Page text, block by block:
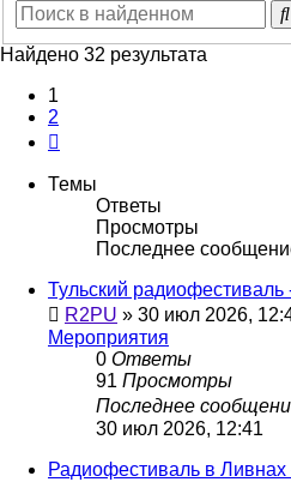
Найдено 32 результата
1
2
Темы
Ответы
Просмотры
Последнее
Тульский радиофестиваль
R2PU » 30 июл 2026,
Мероприятия
0 Ответы
91 Просмотры
Последнее
30 июл 2026, 12:41
Радиофестиваль в Ливнах